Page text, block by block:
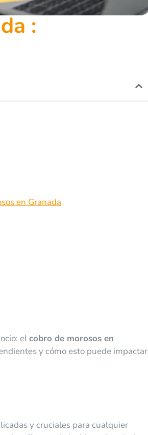
:
en Granada
elcobro de morosos en
y cómo esto puede impactar
y cruciales para cualquier